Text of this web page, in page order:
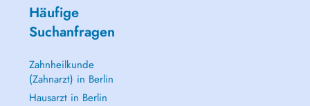
Häufige
Suchanfragen
Zahnheilkunde
(Zahnarzt) in Berlin
Hausarzt in Berlin